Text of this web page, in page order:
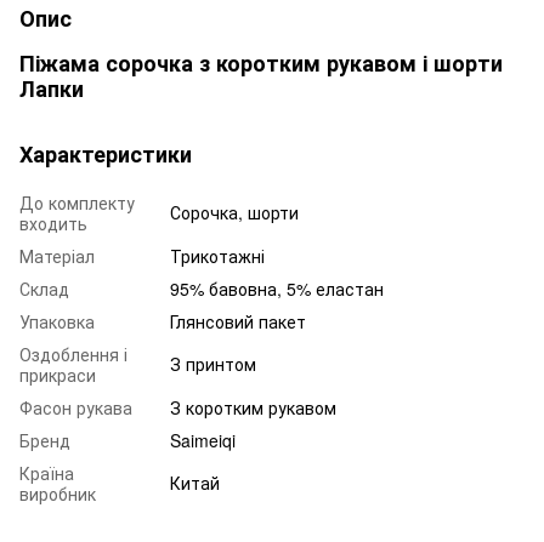
Опис
Піжама сорочка з коротким рукавом і шорти
Лапки
Характеристики
До комплекту
входить
Сорочка, шорти
Матеріал
Трикотажні
Склад
95% бавовна, 5% еластан
Упаковка
Глянсовий пакет
Оздоблення і
прикраси
З принтом
Фасон рукава
З коротким рукавом
Бренд
Saimeiqi
Країна
виробник
Китай